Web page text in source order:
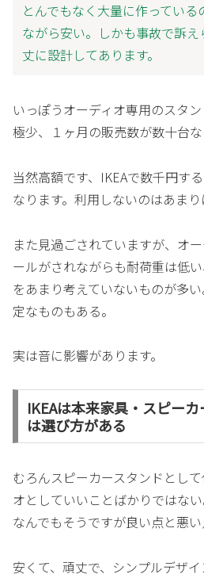
とんでもなく大量に作ってい
ながら安い。しかも事故で訴
丈に設計してあります。
いっぽうオーディオ専用のスタ
極少、１ヶ月の販売数が数十台な
当然高額です、IKEAで数千円す
なります。利用しないのはあまり
また見過ごされていますが、オ
ールがされながらも耐荷重は低
をあまり考えていないものが多
定なものもある。
実は音に影響があります。
IKEAは本来家具・スピー
は選び方がある
むろんスピーカースタンドとし
オとしていいことばかりではない
なんでもそうですが良い点と悪い
安くて、頑丈で、シンプルデザイ